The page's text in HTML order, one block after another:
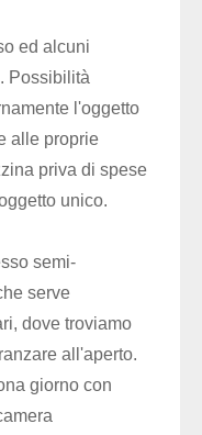
ed alcuni
Possibilità
l'oggetto
alle proprie
priva di spese
unico.
semi-
serve
dove troviamo
all'aperto.
giorno con